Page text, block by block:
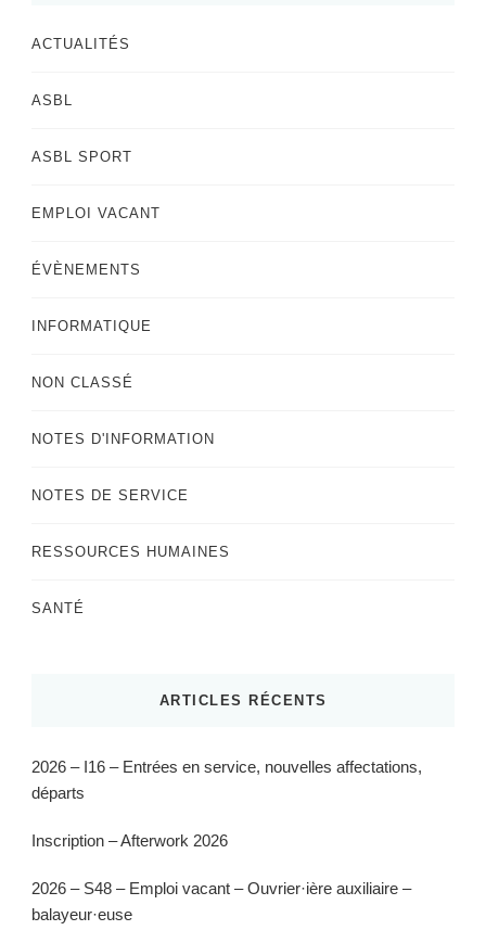
ACTUALITÉS
ASBL
ASBL SPORT
EMPLOI VACANT
ÉVÈNEMENTS
INFORMATIQUE
NON CLASSÉ
NOTES D'INFORMATION
NOTES DE SERVICE
RESSOURCES HUMAINES
SANTÉ
ARTICLES RÉCENTS
2026 – I16 – Entrées en service, nouvelles affectations,
départs
Inscription – Afterwork 2026
2026 – S48 – Emploi vacant – Ouvrier·ière auxiliaire –
balayeur·euse